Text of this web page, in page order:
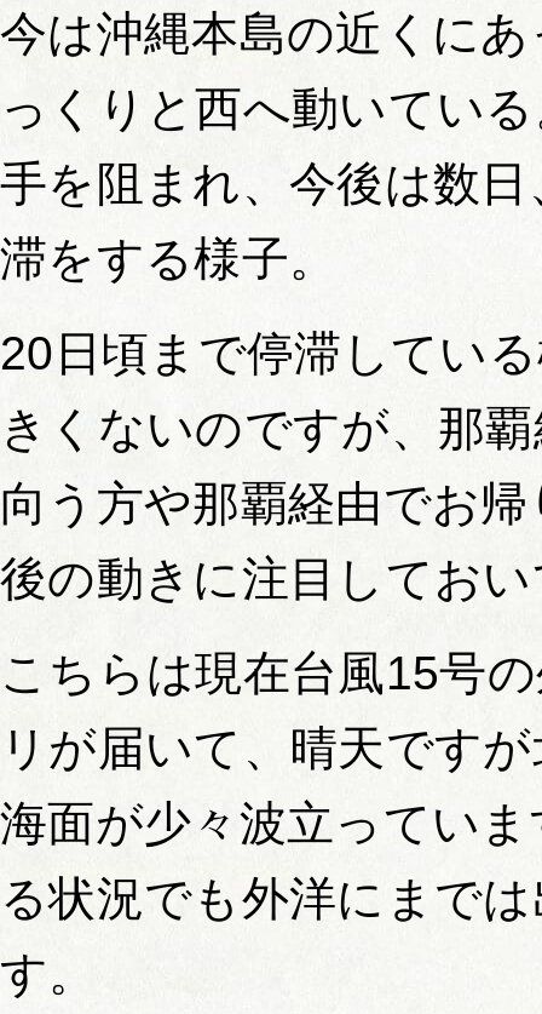
今は沖縄本島の近くに
っくりと西へ動いてい
手を阻まれ、今後は数
滞をする様子。
20日頃まで停滞してい
きくないのですが、那
向う方や那覇経由でお
後の動きに注目してお
こちらは現在台風15号
リが届いて、晴天です
海面が少々波立ってい
る状況でも外洋にまで
す。